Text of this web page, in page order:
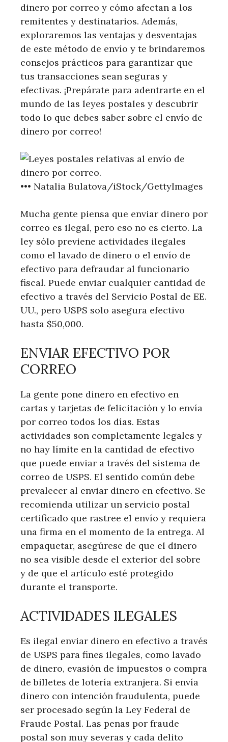
dinero por correo y cómo afectan a los
remitentes y destinatarios. Además,
exploraremos las ventajas y desventajas
de este método de envío y te brindaremos
consejos prácticos para garantizar que
tus transacciones sean seguras y
efectivas. ¡Prepárate para adentrarte en el
mundo de las leyes postales y descubrir
todo lo que debes saber sobre el envío de
dinero por correo!
••• Natalia Bulatova/iStock/GettyImages
Mucha gente piensa que enviar dinero por
correo es ilegal, pero eso no es cierto. La
ley sólo previene actividades ilegales
como el lavado de dinero o el envío de
efectivo para defraudar al funcionario
fiscal. Puede enviar cualquier cantidad de
efectivo a través del Servicio Postal de EE.
UU., pero USPS solo asegura efectivo
hasta $50,000.
ENVIAR EFECTIVO POR
CORREO
La gente pone dinero en efectivo en
cartas y tarjetas de felicitación y lo envía
por correo todos los días. Estas
actividades son completamente legales y
no hay límite en la cantidad de efectivo
que puede enviar a través del sistema de
correo de USPS. El sentido común debe
prevalecer al enviar dinero en efectivo. Se
recomienda utilizar un servicio postal
certificado que rastree el envío y requiera
una firma en el momento de la entrega. Al
empaquetar, asegúrese de que el dinero
no sea visible desde el exterior del sobre
y de que el artículo esté protegido
durante el transporte.
ACTIVIDADES ILEGALES
Es ilegal enviar dinero en efectivo a través
de USPS para fines ilegales, como lavado
de dinero, evasión de impuestos o compra
de billetes de lotería extranjera. Si envía
dinero con intención fraudulenta, puede
ser procesado según la Ley Federal de
Fraude Postal. Las penas por fraude
postal son muy severas y cada delito